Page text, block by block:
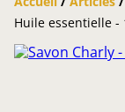
Huile essentielle -